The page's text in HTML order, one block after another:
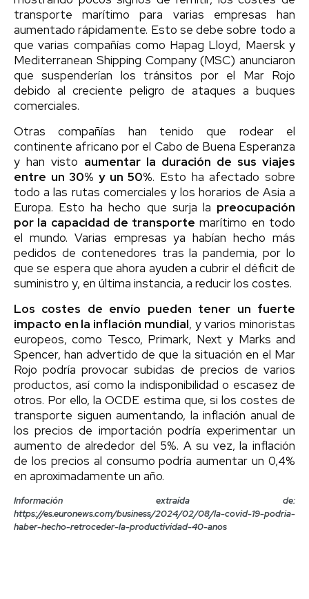
transporte marítimo para varias empresas han
aumentado rápidamente. Esto se debe sobre todo a
que varias compañías como Hapag Lloyd, Maersk y
Mediterranean Shipping Company (MSC) anunciaron
que suspenderían los tránsitos por el Mar Rojo
debido al creciente peligro de ataques a buques
comerciales.
Otras compañías han tenido que rodear el
continente africano por el Cabo de Buena Esperanza
y han visto aumentar la duración de sus viajes
entre un 30% y un 50%. Esto ha afectado sobre
todo a las rutas comerciales y los horarios de Asia a
Europa. Esto ha hecho que surja la preocupación
por la capacidad de transporte marítimo en todo
el mundo. Varias empresas ya habían hecho más
pedidos de contenedores tras la pandemia, por lo
que se espera que ahora ayuden a cubrir el déficit de
suministro y, en última instancia, a reducir los costes.
Los costes de envío pueden tener un fuerte
impacto en la inflación mundial, y varios minoristas
europeos, como Tesco, Primark, Next y Marks and
Spencer, han advertido de que la situación en el Mar
Rojo podría provocar subidas de precios de varios
productos, así como la indisponibilidad o escasez de
otros. Por ello, la OCDE estima que, si los costes de
transporte siguen aumentando, la inflación anual de
los precios de importación podría experimentar un
aumento de alrededor del 5%. A su vez, la inflación
de los precios al consumo podría aumentar un 0,4%
en aproximadamente un año.
Información extraída de:
https://es.euronews.com/business/2024/02/08/la-covid-19-podria-
haber-hecho-retroceder-la-productividad-40-anos